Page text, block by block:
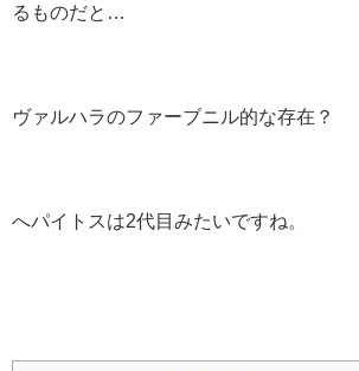
るものだと…
ヴァルハラのファーブニル的な存在？
へパイトスは2代目みたいですね。